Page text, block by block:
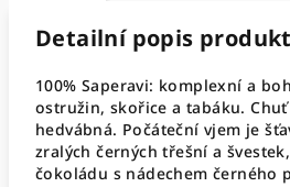
Detailní popis
100% Saperavi: komplexní a
ostružin, skořice a tabáku.
hedvábná. Počáteční vjem je
zralých černých třešní a
čokoládu s nádechem černého